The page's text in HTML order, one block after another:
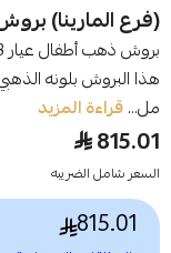
(فرع المارينا) بروش أطفال
هذا البروش بلونه
مل...قراءة المزيد
815.01
السعر شامل الضريبه
815.01